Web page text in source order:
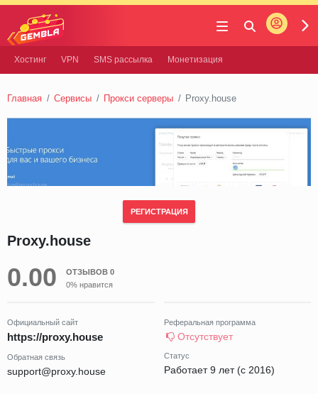
Gembla
Войти
Хостинг VPN SMS рассылка Монетизация
Главная Сервисы Прокси серверы Proxy.house
Proxy.house
0.00
ОТЗЫВОВ 0
0% нравится
Официальный сайт
https://proxy.house
Обратная связь
support@proxy.house
Реферальная программа
Отсутствует
Статус
Работает 9 лет (с 2016)
РЕГИСТРАЦИЯ